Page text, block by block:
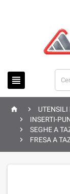

 
UTENSILI

INSERTI-

SEGHE A

FRESA A